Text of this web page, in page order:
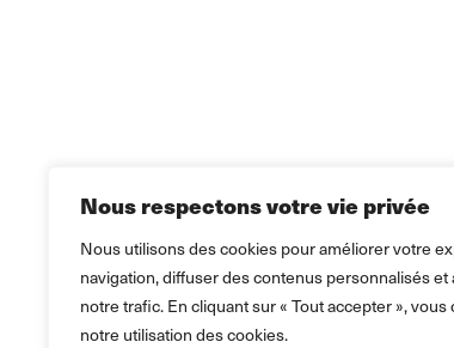
Nous respectons votre vie privée
Nous utilisons des cookies pour améliorer votre
navigation, diffuser des contenus personnalisés et
notre trafic. En cliquant sur « Tout accepter », vous
notre utilisation des cookies.